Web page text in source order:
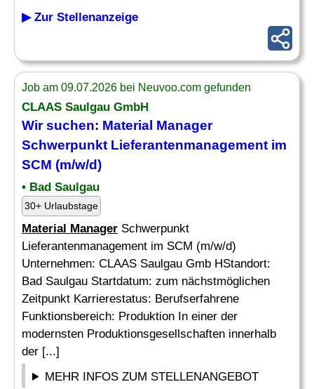
▶ Zur Stellenanzeige
Job am 09.07.2026 bei Neuvoo.com gefunden
CLAAS Saulgau GmbH
Wir suchen: Material Manager
Schwerpunkt Lieferantenmanagement im
SCM (m/w/d)
• Bad Saulgau
30+ Urlaubstage
Material Manager Schwerpunkt
Lieferantenmanagement im SCM (m/w/d)
Unternehmen: CLAAS Saulgau Gmb HStandort:
Bad Saulgau Startdatum: zum nächstmöglichen
Zeitpunkt Karrierestatus: Berufserfahrene
Funktionsbereich: Produktion In einer der
modernsten Produktionsgesellschaften innerhalb
der [...]
MEHR INFOS ZUM STELLENANGEBOT